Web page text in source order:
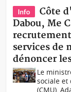
Info
Côte
Dabou, Me
services de
dénoncer
Le
sociale et
(CMU),